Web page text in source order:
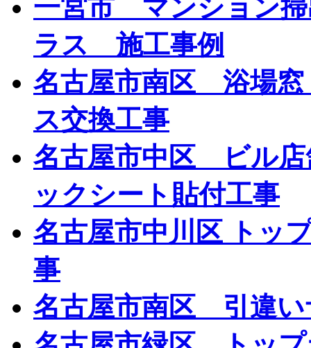
一宮市 マンション
ラス 施工事例
名古屋市南区 浴場
ス交換工事
名古屋市中区 ビル
ックシート貼付工事
名古屋市中川区 トッ
事
名古屋市南区 引違